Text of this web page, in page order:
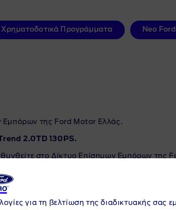
για τη βελτίωση της διαδικτυακής σας
Χρηματοδοτικά Προγράμματα Neo
Εμπόρων της Ford Motor Ελλάς.
2.0TD 130PS.
στο Δίκτυο Επίσημων Εμπόρων της